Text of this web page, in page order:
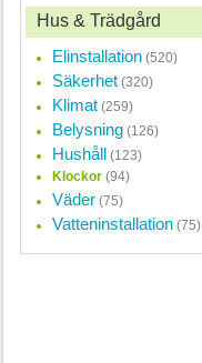
Hus & Trädgård
Elinstallation (520)
Säkerhet (320)
Klimat (259)
Belysning (126)
Hushåll (123)
Klockor (94)
Väder (75)
Vatteninstallation (75)